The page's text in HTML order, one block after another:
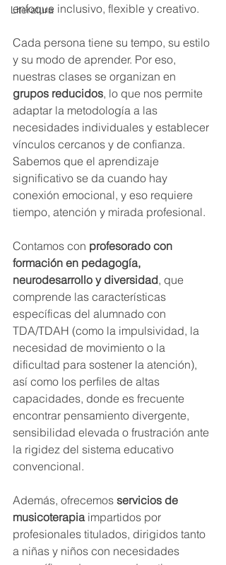
Literatura
enfoque inclusivo, flexible y creativo.
Cada persona tiene su tempo, su estilo
y su modo de aprender. Por eso,
nuestras clases se organizan en
grupos reducidos, lo que nos permite
adaptar la metodología a las
necesidades individuales y establecer
vínculos cercanos y de confianza.
Sabemos que el aprendizaje
significativo se da cuando hay
conexión emocional, y eso requiere
tiempo, atención y mirada profesional.
Contamos con profesorado con
formación en pedagogía,
neurodesarrollo y diversidad, que
comprende las características
específicas del alumnado con
TDA/TDAH (como la impulsividad, la
necesidad de movimiento o la
dificultad para sostener la atención),
así como los perfiles de altas
capacidades, donde es frecuente
encontrar pensamiento divergente,
sensibilidad elevada o frustración ante
la rigidez del sistema educativo
convencional.
Además, ofrecemos servicios de
musicoterapia impartidos por
profesionales titulados, dirigidos tanto
a niñas y niños con necesidades